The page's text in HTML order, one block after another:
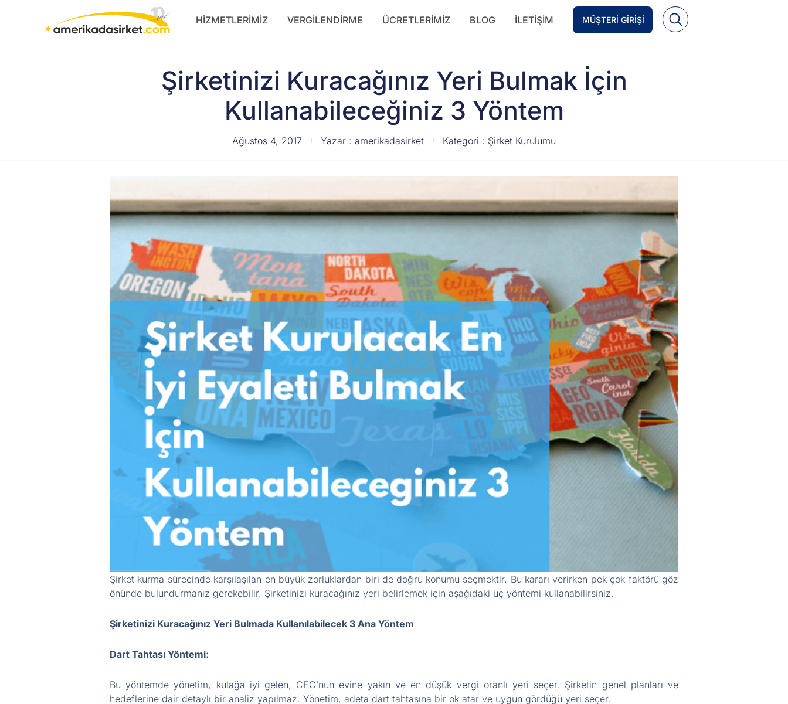
HIZMETLERIMIZ VERGILENDIRME ÜCRETLERIMIZ BLOG İLETIŞIM MÜŞTERI GIRIŞI
Şirketinizi Kuracağınız Yeri Bulmak İçin
Kullanabileceğiniz 3 Yöntem
Ağustos 4, 2017 Yazar : amerikadasirket Kategori : Şirket Kurulumu
Şirket kurma sürecinde karşılaşılan en büyük zorluklardan biri de doğru konumu seçmektir. Bu kararı verirken pek çok faktörü göz
önünde bulundurmanız gerekebilir. Şirketinizi kuracağınız yeri belirlemek için aşağıdaki üç yöntemi kullanabilirsiniz.
Şirketinizi Kuracağınız Yeri Bulmada Kullanılabilecek 3 Ana Yöntem
Dart Tahtası Yöntemi:
Bu yöntemde yönetim, kulağa iyi gelen, CEO’nun evine yakın ve en düşük vergi oranlı yeri seçer. Şirketin genel planları ve
hedeflerine dair detaylı bir analiz yapılmaz. Yönetim, adeta dart tahtasına bir ok atar ve uygun gördüğü yeri seçer.